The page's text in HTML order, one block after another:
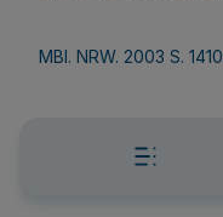
MBl. NRW. 2003 S. 1410